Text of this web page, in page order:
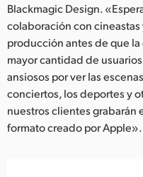
España
Sweden
Chinese Taipei
Turkey
UAE
Blackmagic Design.
colaboración con
producción antes de que
mayor cantidad de
ansiosos por ver las
conciertos, los deportes y
nuestros clientes grabarán
formato creado por Apple».